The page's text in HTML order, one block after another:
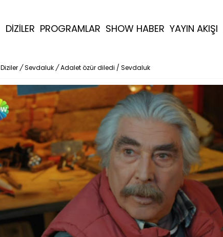
DİZİLER PROGRAMLAR SHOW HABER YAYIN AKIŞI
Diziler / Sevdaluk / Adalet özür diledi / Sevdaluk